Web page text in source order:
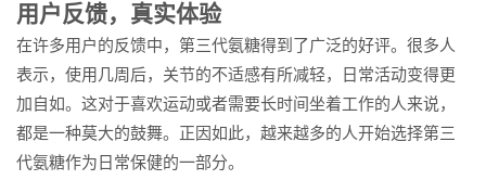
用户反馈，真实体验
在许多用户的反馈中，第三代氨糖得到了广泛的好评。很多人
表示，使用几周后，关节的不适感有所减轻，日常活动变得更
加自如。这对于喜欢运动或者需要长时间坐着工作的人来说，
都是一种莫大的鼓舞。正因如此，越来越多的人开始选择第三
代氨糖作为日常保健的一部分。